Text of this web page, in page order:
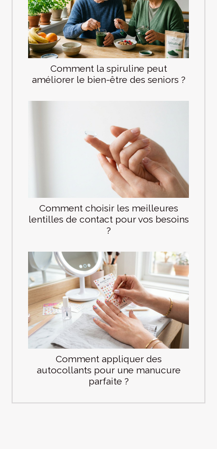
Comment la spiruline peut
améliorer le bien-être des seniors ?
Comment choisir les meilleures
lentilles de contact pour vos besoins
?
Comment appliquer des
autocollants pour une manucure
parfaite ?